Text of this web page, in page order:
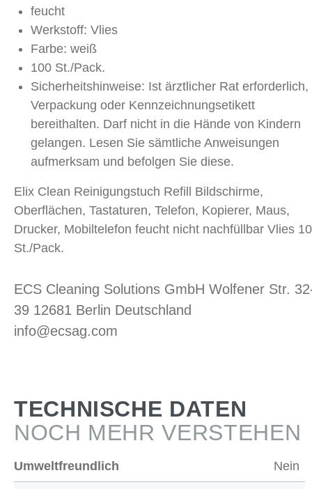
feucht
Werkstoff: Vlies
Farbe: weiß
100 St./Pack.
Sicherheitshinweise: Ist ärztlicher Rat erforderlich,
Verpackung oder Kennzeichnungsetikett
bereithalten. Darf nicht in die Hände von Kindern
gelangen. Lesen Sie sämtliche Anweisungen
aufmerksam und befolgen Sie diese.
Elix Clean Reinigungstuch Refill Bildschirme,
Oberflächen, Tastaturen, Telefon, Kopierer, Maus,
Drucker, Mobiltelefon feucht nicht nachfüllbar Vlies
St./Pack.
ECS Cleaning Solutions GmbH Wolfener Str.
39 12681 Berlin Deutschland
info@ecsag.com
TECHNISCHE DATEN
NOCH MEHR VERSTEHEN
Umweltfreundlich Nein